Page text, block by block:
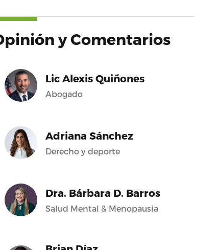
y Comentarios
Lic Alexis Quiñones
Abogado
Adriana Sánchez
Derecho y deporte
Dra. Bárbara D. Barros
Salud Mental & Menopausia